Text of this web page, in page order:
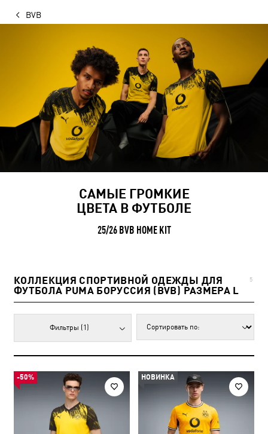
BVB
САМЫЕ ГРОМКИЕ
ЦВЕТА В ФУТБОЛЕ
25/26 BVB HOME KIT
КОЛЛЕКЦИЯ СПОРТИВНОЙ ОДЕЖДЫ ДЛЯ
ФУТБОЛА PUMA БОРУССИЯ (BVB) РАЗМЕРА L
5
Фильтры (1)
-50% НОВИНКА